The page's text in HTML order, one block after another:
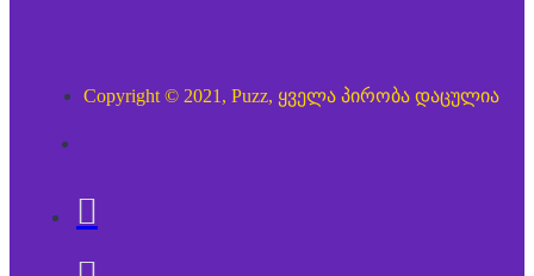
Copyright © 2021, Puzz, ყველა პირობა დაცულია